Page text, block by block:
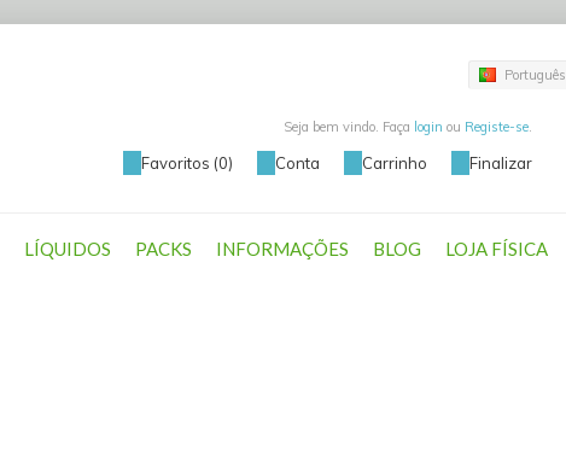
Português
Seja bem vindo. Faça login ou Registe-se.
Favoritos (0) Conta Carrinho Finalizar
LÍQUIDOS PACKS INFORMAÇÕES BLOG LOJA FÍSICA